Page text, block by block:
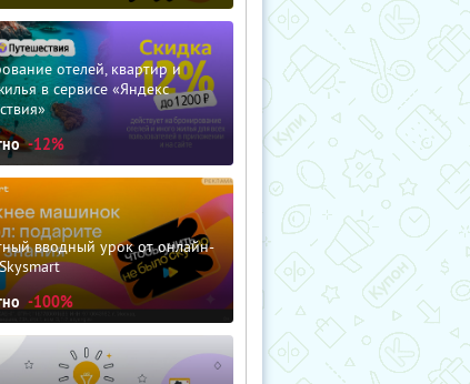
отелей, квартир и
в сервисе «Яндекс
-12%
вводный урок от онлайн-
-100%